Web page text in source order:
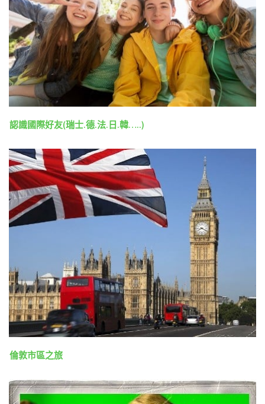
認識國際好友(瑞士.德.法.日.韓…..)
倫敦市區之旅